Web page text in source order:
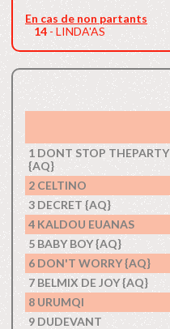
En cas de non partants
14- LINDA'AS
1 DONT STOP THEPARTY
{AQ}
2 CELTINO
3 DECRET {AQ}
4 KALDOU EUANAS
5 BABY BOY {AQ}
6 DON'T WORRY {AQ}
7 BELMIX DE JOY {AQ}
8 URUMQI
9 DUDEVANT